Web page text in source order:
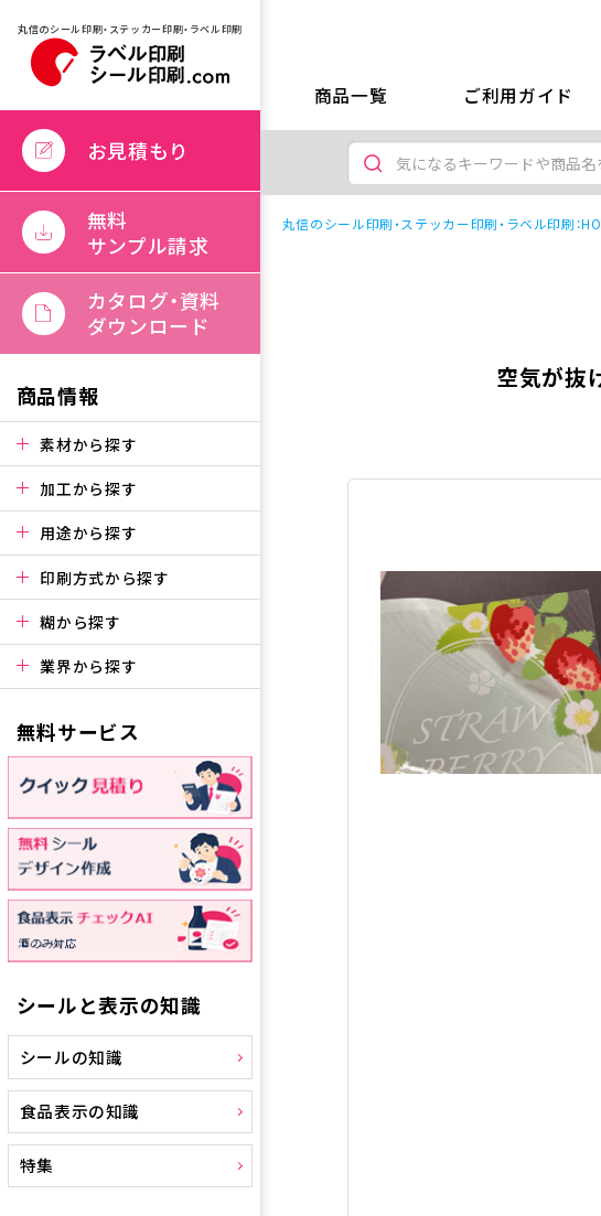
丸信のシール印刷・ステッカー印刷・ラベル印刷
商品一覧 ご利用ガイド
お見積もり
無料
サンプル請求
カタログ・資料
ダウンロード
商品情報
素材から探す
加工から探す
用途から探す
印刷方式から探す
糊から探す
業界から探す
無料サービス
シールと表示の知識
シールの知識
食品表示の知識
特集
丸信のシール印刷・ステッカー印刷・ラベル印刷：
空気が抜